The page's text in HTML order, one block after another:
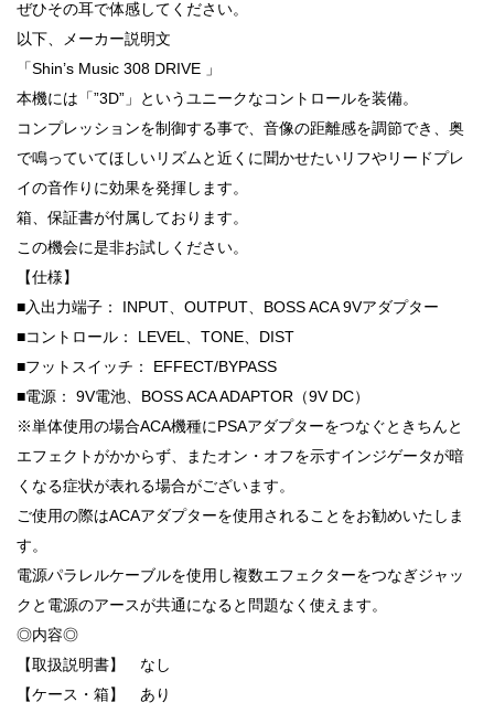
ぜひその耳で体感してください。
以下、メーカー説明文
「Shin’s Music 308 DRIVE 」
本機には「”3D”」というユニークなコントロールを装備。
コンプレッションを制御する事で、音像の距離感を調節でき、奥
で鳴っていてほしいリズムと近くに聞かせたいリフやリードプレ
イの音作りに効果を発揮します。
箱、保証書が付属しております。
この機会に是非お試しください。
【仕様】
■入出力端子： INPUT、OUTPUT、BOSS ACA 9Vアダプター
■コントロール： LEVEL、TONE、DIST
■フットスイッチ： EFFECT/BYPASS
■電源： 9V電池、BOSS ACA ADAPTOR（9V DC）
※単体使用の場合ACA機種にPSAアダプターをつなぐときちんと
エフェクトがかからず、またオン・オフを示すインジゲータが暗
くなる症状が表れる場合がございます。
ご使用の際はACAアダプターを使用されることをお勧めいたしま
す。
電源パラレルケーブルを使用し複数エフェクターをつなぎジャッ
クと電源のアースが共通になると問題なく使えます。
◎内容◎
【取扱説明書】 なし
【ケース・箱】 あり